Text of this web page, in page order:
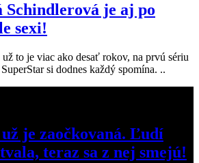
Schindlerová je aj po
sexi!
to je viac ako desať rokov, na prvú sériu
si dodnes každý spomína. ..
je zaočkovaná. Ľudí
teraz sa z nej smejú!